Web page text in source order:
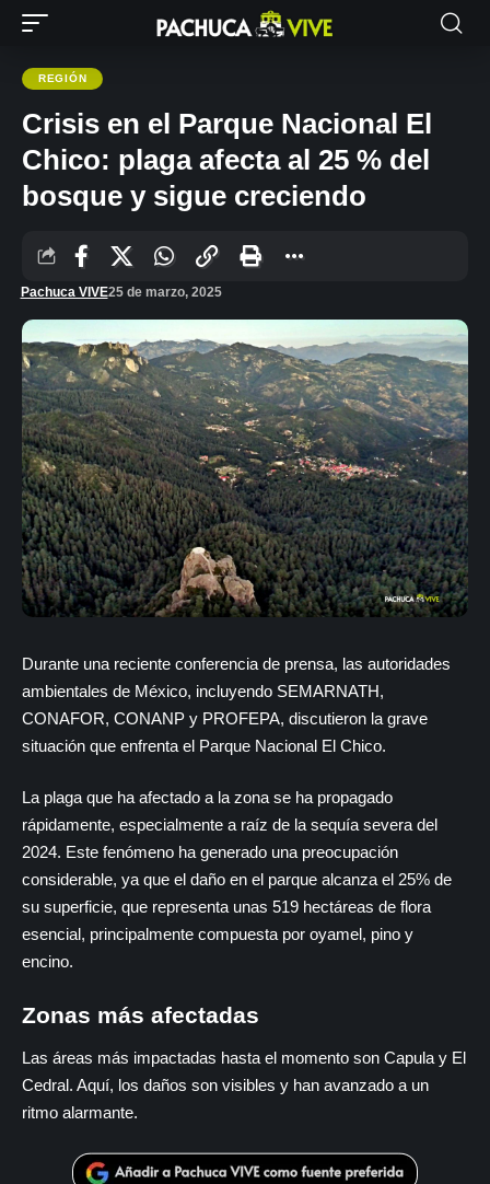
REGIÓN
Crisis en el Parque Nacional El
Chico: plaga afecta al 25 % del
bosque y sigue creciendo
Pachuca VIVE25 de marzo, 2025
Durante una reciente conferencia de prensa, las autoridades
ambientales de México, incluyendo SEMARNATH,
CONAFOR, CONANP y PROFEPA, discutieron la grave
situación que enfrenta el Parque Nacional El Chico.
La plaga que ha afectado a la zona se ha propagado
rápidamente, especialmente a raíz de la sequía severa del
2024. Este fenómeno ha generado una preocupación
considerable, ya que el daño en el parque alcanza el 25% de
su superficie, que representa unas 519 hectáreas de flora
esencial, principalmente compuesta por oyamel, pino y
encino.
Zonas más afectadas
Las áreas más impactadas hasta el momento son Capula y El
Cedral. Aquí, los daños son visibles y han avanzado a un
ritmo alarmante.